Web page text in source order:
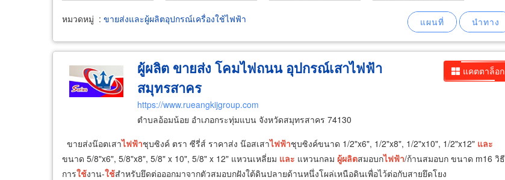
หมวดหมู่ : ขายส่งและผู้ผลิตอุปกรณ์เครื่องใช้ไฟฟ้า
แคตตาล็อก
ผู้ผลิต ขายส่ง โคมไฟถนน อุปกรณ์เสาไฟฟ้า
สมุทรสาคร
https://www.rueangkijgroup.com
ตำบลอ้อมน้อย อำเภอกระทุ่มแบน จังหวัดสมุทรสาคร 74130
ขายส่งน๊อตเสาไฟฟ้าชุบซิงค์ ตรา ซีรี่ส์ ราคาส่ง น๊อสเสาไฟฟ้าชุบซิงค์ขนาด 1/2"x6", 1/2"x8", 1/2"x10", 1/2"x12" และ
ขนาด 5/8"x6", 5/8"x8", 5/8" x 10", 5/8" x 12" แหวนเหลี่ยม และ แหวนกลม ผู้ผลิตสมอบกไฟฟ้า/ก้านสมอบก ขนาด m16 วิธี
การใช้งาน-ใช้สำหรับยึดต่อออกมาจากตัวสมอบกฝังใต้ดินปลายด้านหนึ่งโผล่เหนือดินเพื่อไว้ต่อกับสายยึดโยง